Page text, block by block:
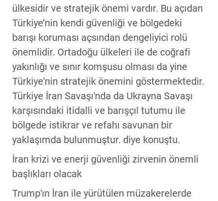
ülkesidir ve stratejik önemi vardır. Bu açıdan
Türkiye’nin kendi güvenliği ve bölgedeki
barışı koruması açsından dengeliyici rolü
önemlidir. Ortadoğu ülkeleri ile de coğrafi
yakınlığı ve sınır komşusu olması da yine
Türkiye'nin stratejik önemini göstermektedir.
Türkiye İran Savaşı'nda da Ukrayna Savaşı
karşısındaki itidalli ve barışçıl tutumu ile
bölgede istikrar ve refahı savunan bir
yaklaşımda bulunmuştur. diye konuştu.
İran krizi ve enerji güvenliği zirvenin önemli
başlıkları olacak
Trump'ın İran ile yürütülen müzakerelerde